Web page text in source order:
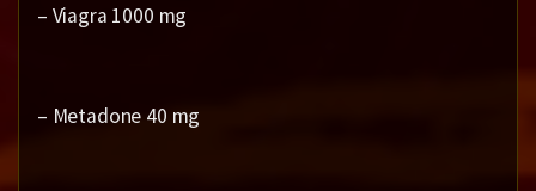
– Viagra 1000 mg
– Metadone 40 mg